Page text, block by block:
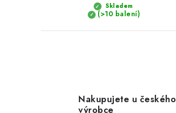
Skladem
(>10 balení)
Nakupujete u českého
výrobce